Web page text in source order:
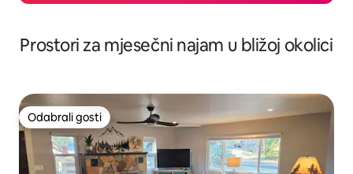
Prostori za mjesečni najam u bližoj okolici
Odabrali gosti
Odabrali gosti